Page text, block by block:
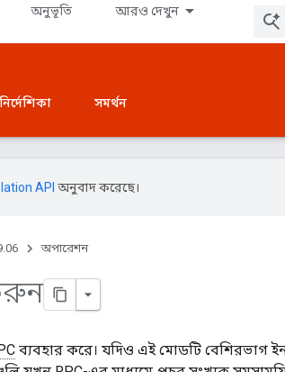
অনুভূতি আরও দেখুন
সমর্থন
API অনুবাদ করেছে।
অপারেশন
ব্যবহার করে। যদিও এই মোডটি বেশিরভাগ